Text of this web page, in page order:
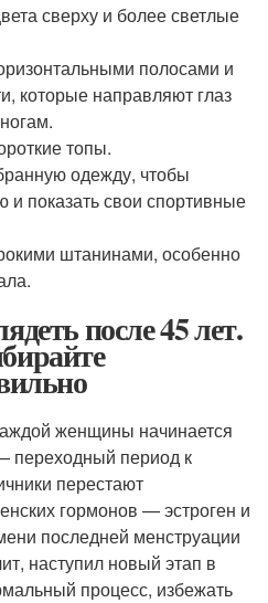
сверху и более светлые
полосами и
которые направляют глаз
топы.
одежду, чтобы
и показать свои спортивные
штанинами, особенно
после 45 лет.
женщины начинается
переходный период к
перестают
гормонов — эстроген и
последней менструации
наступил новый этап в
процесс, избежать